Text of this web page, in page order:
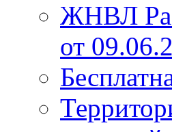
ЖНВЛ
от